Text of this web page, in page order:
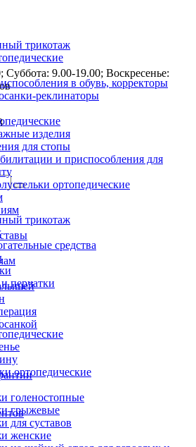
трикотаж
в обувь, корректоры
реклинаторы
изделия
для стопы
и приспособления для
ортопедические
9.00-19.00; Воскресенье:
трикотаж
средства
перчатки
ортопедические
голеностопные
грыжевые
для суставов
женские